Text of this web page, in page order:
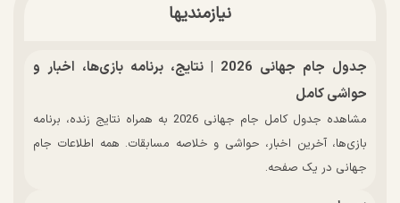
نیازمندیها
جدول جام جهانی 2026 | نتایج، برنامه بازی‌ها، اخبار و
حواشی کامل
مشاهده جدول کامل جام جهانی 2026 به همراه نتایج زنده، برنامه
بازی‌ها، آخرین اخبار، حواشی و خلاصه مسابقات. همه اطلاعات جام
جهانی در یک صفحه.